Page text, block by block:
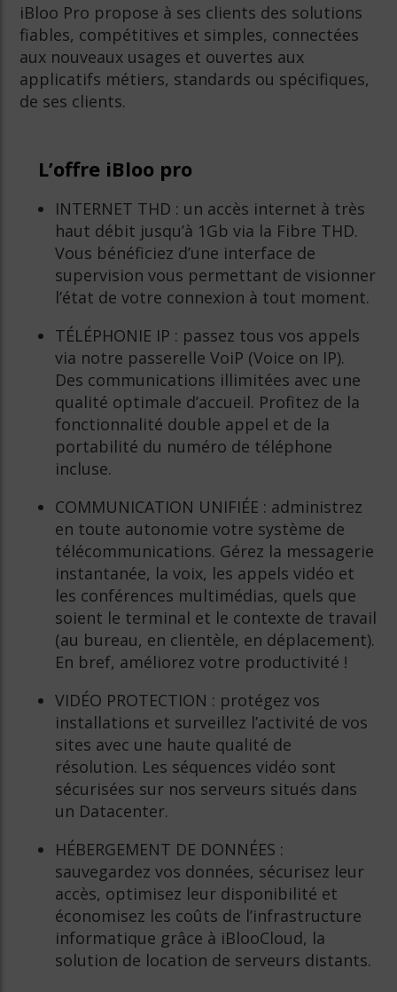
iBloo Pro propose à ses clients des solutions
fiables, compétitives et simples, connectées
aux nouveaux usages et ouvertes aux
applicatifs métiers, standards ou spécifiques,
de ses clients.
L’offre iBloo pro
INTERNET THD : un accès internet à très
haut débit jusqu’à 1Gb via la Fibre THD.
Vous bénéficiez d’une interface de
supervision vous permettant de visionner
l’état de votre connexion à tout moment.
TÉLÉPHONIE IP : passez tous vos appels
via notre passerelle VoiP (Voice on IP).
Des communications illimitées avec une
qualité optimale d’accueil. Profitez de la
fonctionnalité double appel et de la
portabilité du numéro de téléphone
incluse.
COMMUNICATION UNIFIÉE : administrez
en toute autonomie votre système de
télécommunications. Gérez la messagerie
instantanée, la voix, les appels vidéo et
les conférences multimédias, quels que
soient le terminal et le contexte de travail
(au bureau, en clientèle, en déplacement).
En bref, améliorez votre productivité !
VIDÉO PROTECTION : protégez vos
installations et surveillez l’activité de vos
sites avec une haute qualité de
résolution. Les séquences vidéo sont
sécurisées sur nos serveurs situés dans
un Datacenter.
HÉBERGEMENT DE DONNÉES :
sauvegardez vos données, sécurisez leur
accès, optimisez leur disponibilité et
économisez les coûts de l’infrastructure
informatique grâce à iBlooCloud, la
solution de location de serveurs distants.